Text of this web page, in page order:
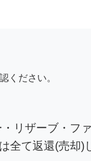
ください。
リザーブ・フ
全て返還(売却)